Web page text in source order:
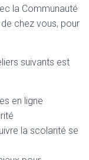
la Communauté
chez vous, pour
suivants est
en ligne
la scolarité se